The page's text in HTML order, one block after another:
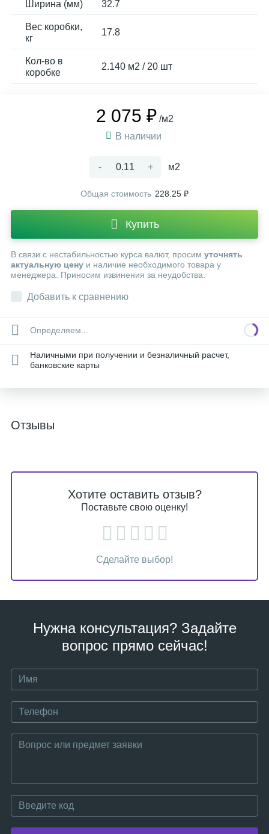
Ширина (мм) 32.7
Вес коробки,
кг
17.8
Кол-во в
коробке
2.140 м2 / 20 шт
2 075 ₽ /м2
В наличии
- + м2
Общая стоимость 228.25 ₽
Купить
В связи с нестабильностью курса валют, просим уточнять
актуальную цену и наличие необходимого товара у
менеджера. Приносим извинения за неудобства.
Добавить к сравнению
Определяем...
Наличными при получении и безналичный расчет,
банковские карты
Отзывы
Хотите оставить отзыв?
Поставьте свою оценку!
Сделайте выбор!
Нужна консультация? Задайте
вопрос прямо сейчас!